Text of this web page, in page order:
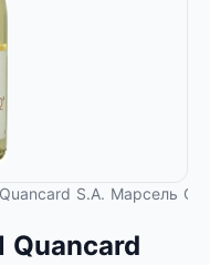
S.A. Марсель
Quancard